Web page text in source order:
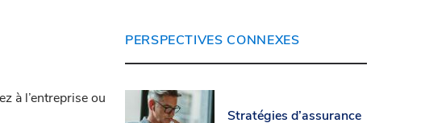
à l’entreprise ou
PERSPECTIVES CONNEXES
Stratégies d’assurance